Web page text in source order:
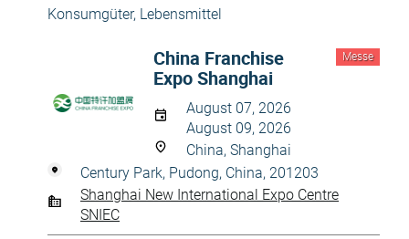
Konsumgüter, Lebensmittel
Messe
China Franchise
Expo Shanghai
August 07, 2026
August 09, 2026
China, Shanghai
Century Park, Pudong, China, 201203
Shanghai New International Expo Centre
SNIEC